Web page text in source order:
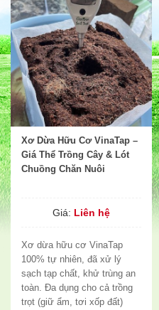
Xơ Dừa Hữu Cơ VinaTap –
Giá Thể Trồng Cây & Lót
Chuồng Chăn Nuôi
Giá: Liên hệ
Xơ dừa hữu cơ VinaTap
100% tự nhiên, đã xử lý
sạch tạp chất, khử trùng an
toàn. Đa dụng cho cả trồng
trọt (giữ ẩm, tơi xốp đất)